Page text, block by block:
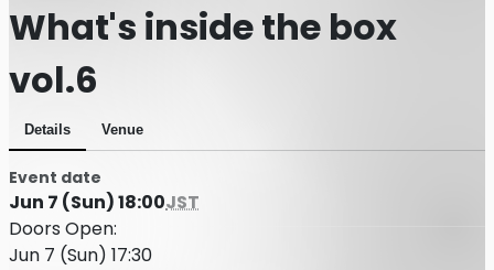
What's inside the box
vol.6
Details Venue
Event date
Jun 7 (Sun) 18:00JST
Doors Open:
Jun 7 (Sun) 17:30